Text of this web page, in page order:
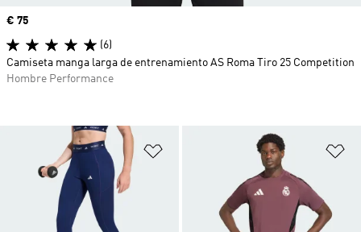
Añadir a la lista de deseos
Precio
€ 75
(6)
Camiseta manga larga de entrenamiento AS Roma Tiro 25 Competition
Hombre Performance